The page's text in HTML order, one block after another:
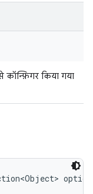
किया गया